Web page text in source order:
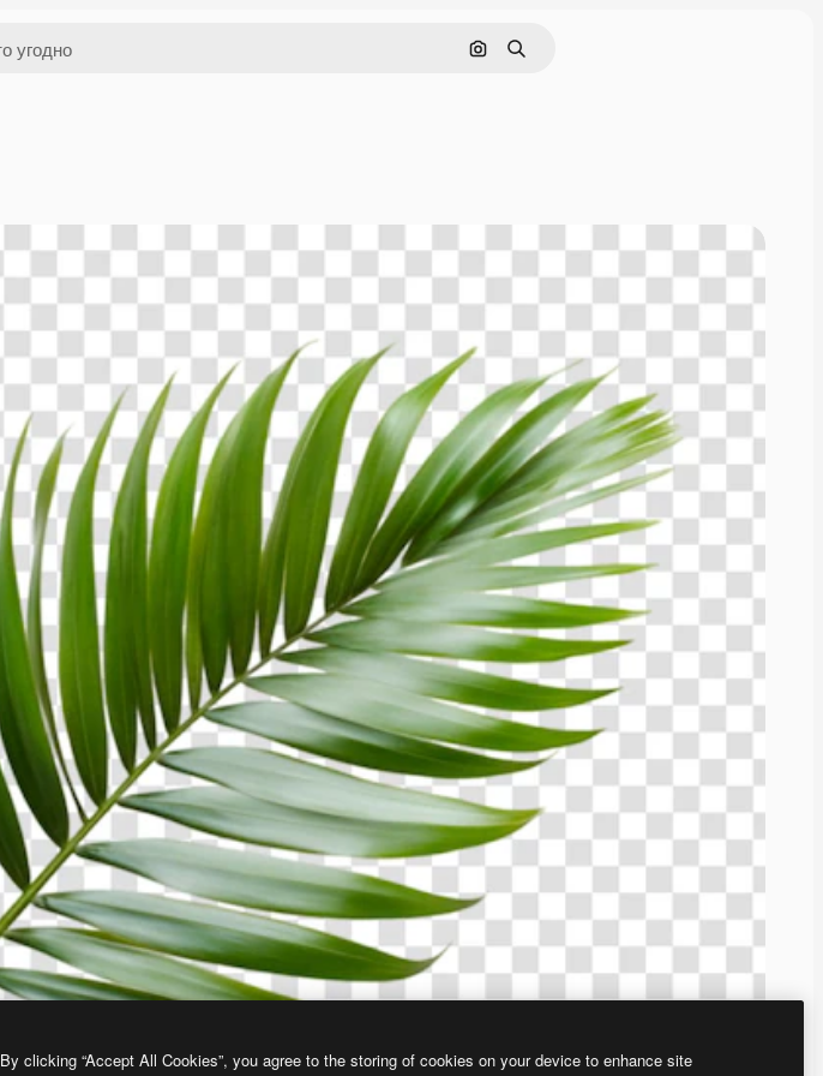
Поиск по изображению
Поиск
By clicking “Accept All Cookies”, you agree to the storing of cookies on your device to enhance site